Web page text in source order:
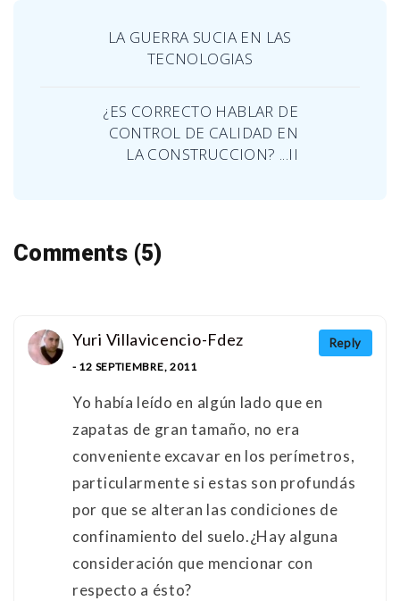
LA GUERRA SUCIA EN LAS
TECNOLOGIAS
¿ES CORRECTO HABLAR DE
CONTROL DE CALIDAD EN
LA CONSTRUCCION? ...II
Comments (5)
Reply
Yuri Villavicencio-Fdez
- 12 SEPTIEMBRE, 2011
Yo había leído en algún lado que en
zapatas de gran tamaño, no era
conveniente excavar en los perímetros,
particularmente si estas son profundás
por que se alteran las condiciones de
confinamiento del suelo.¿Hay alguna
consideración que mencionar con
respecto a ésto?